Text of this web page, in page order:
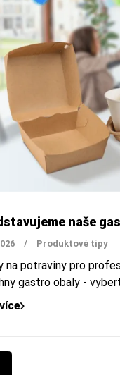
naše
/ Produktové tipy
na potraviny pro
gastro obaly -